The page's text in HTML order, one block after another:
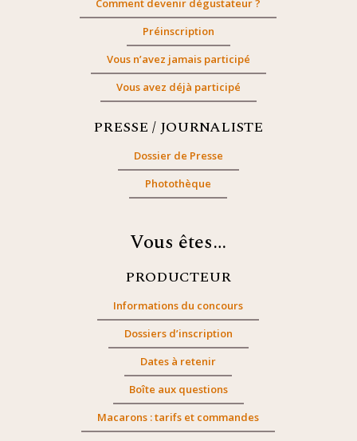
Comment devenir dégustateur ?
Préinscription
Vous n’avez jamais participé
Vous avez déjà participé
PRESSE / JOURNALISTE
Dossier de Presse
Photothèque
Vous êtes…
PRODUCTEUR
Informations du concours
Dossiers d’inscription
Dates à retenir
Boîte aux questions
Macarons : tarifs et commandes